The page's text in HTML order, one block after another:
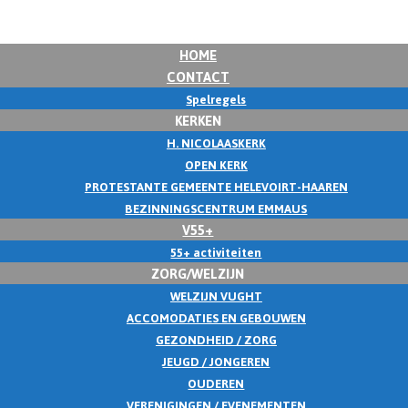
HOME
CONTACT
Spelregels
KERKEN
H. NICOLAASKERK
OPEN KERK
PROTESTANTE GEMEENTE HELEVOIRT-HAAREN
BEZINNINGSCENTRUM EMMAUS
V55+
55+ activiteiten
ZORG/WELZIJN
WELZIJN VUGHT
ACCOMODATIES EN GEBOUWEN
GEZONDHEID / ZORG
JEUGD / JONGEREN
OUDEREN